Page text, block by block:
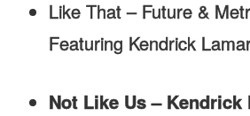
Like That – Future &
Featuring Kendrick
Not Like Us – Kendrick